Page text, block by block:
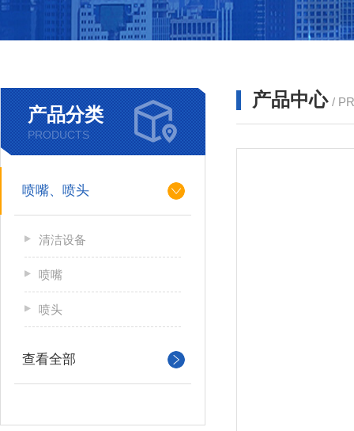
产品分类
PRODUCTS
喷嘴、喷头
清洁设备
喷嘴
喷头
查看全部
产品中心 /